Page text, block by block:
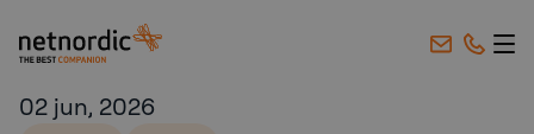
NetNordic Sweden
02 jun, 2026